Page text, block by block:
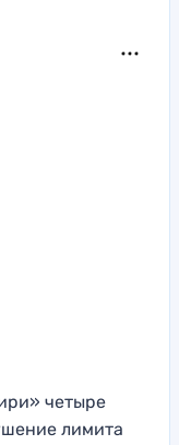
четыре
лимита